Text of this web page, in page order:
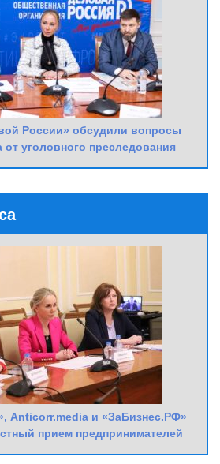
России» обсудили вопросы
уголовного преследования
Anticorr.media и «ЗаБизнес.РФ»
прием предпринимателей